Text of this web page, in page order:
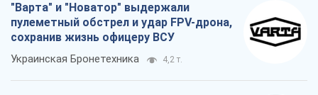
"Варта" и "Новатор" выдержали
пулеметный обстрел и удар FPV-дрона,
сохранив жизнь офицеру ВСУ
Украинская Бронетехника 4,2 т.